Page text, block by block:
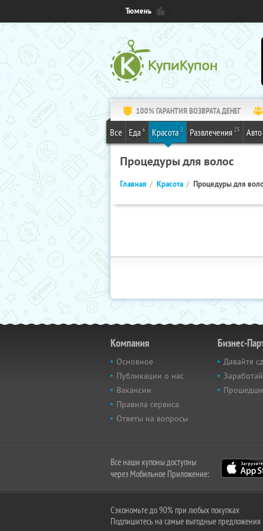
Тюмень
100% ГАРАНТИЯ ВОЗВРАТА ДЕНЕГ
Все Еда 6 Красота 2 Развлечения 25 Авто
Процедуры для волос
Главная Красота Процедуры для
Компания
Основное
Публикации о нас
Вакансии
Правила сервиса
Ответы на вопросы
Бизнес-
Давайте
Все наши купоны доступны
через Мобильное Приложение:
Сэкономьте до 90% при любых покупках
Подпишитесь на самые выгодные предложения